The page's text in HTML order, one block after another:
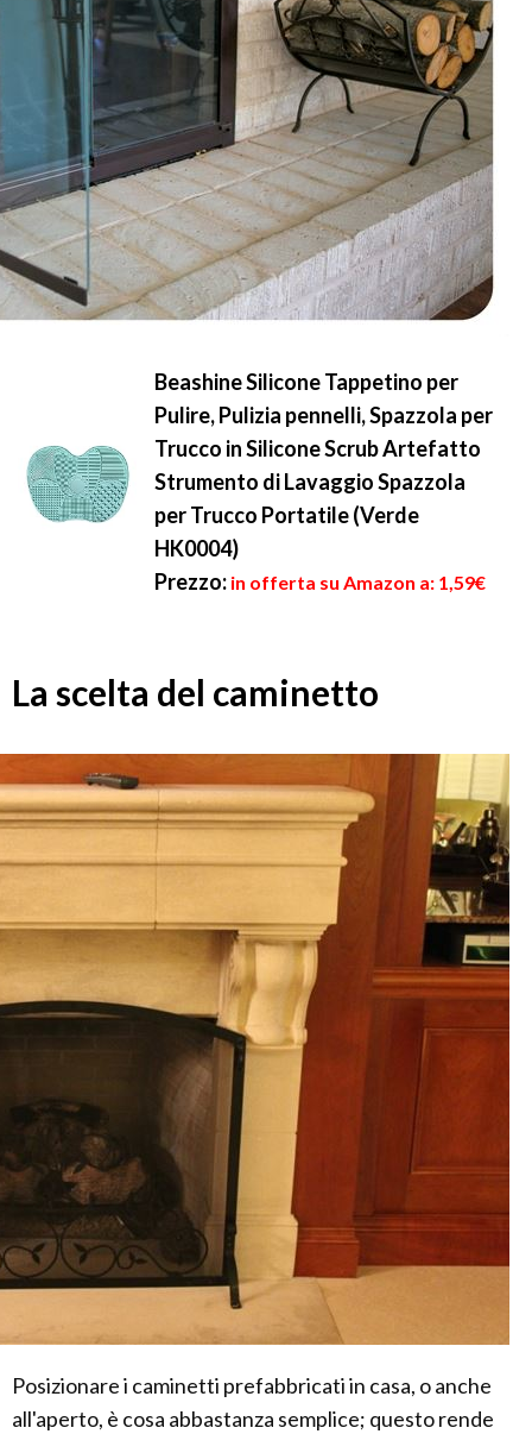
Beashine Silicone Tappetino per
Pulire, Pulizia pennelli, Spazzola per
Trucco in Silicone Scrub Artefatto
Strumento di Lavaggio Spazzola
per Trucco Portatile (Verde
HK0004)
Prezzo: in offerta su Amazon a: 1,59€
La scelta del caminetto
Posizionare i caminetti prefabbricati in casa, o anche
all'aperto, è cosa abbastanza semplice; questo rende